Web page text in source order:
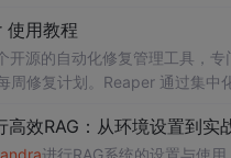
使用教程
开源的自动化修复管理工具，专
修复计划。Reaper 通过集中化
高效RAG：从环境设置到实
进行RAG系统的设置与使